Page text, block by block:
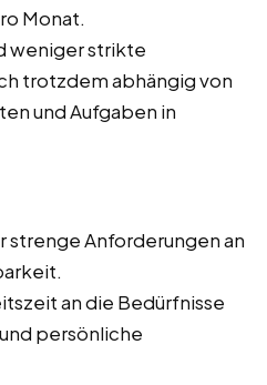
Monat.
weniger strikte
trotzdem abhängig von
und Aufgaben in
strenge Anforderungen an
an die Bedürfnisse
persönliche